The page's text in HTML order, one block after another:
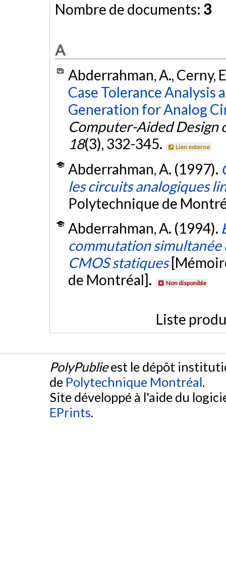
Nombre de documents: 3
A
Abderrahman, A., Cerny,
Case Tolerance
Generation for Analog
Computer-Aided Design
18(3), 332-345. Lien externe
Abderrahman, A. (1997).
les circuits analogiques
Polytechnique de
Abderrahman, A. (1994).
commutation simultanée
CMOS statiques
de Montréal].
Non disponible
Liste
PolyPublieest le dépôt
de Polytechnique Montréal.
Site développé à l'aide du
EPrints.